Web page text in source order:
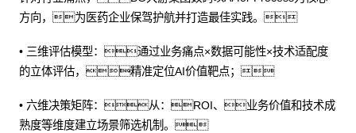
方向，为医药企业保驾护航并打造最佳实践。
• 三维评估模型：通过业务痛点×数据可能性×技术适配度
的立体评估，精准定位AI价值靶点；
• 六维决策矩阵：从：ROI、业务价值和技术成
熟度等维度建立场景筛选机制。